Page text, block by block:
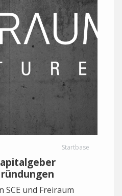
Startbase
SCE und Freiraum